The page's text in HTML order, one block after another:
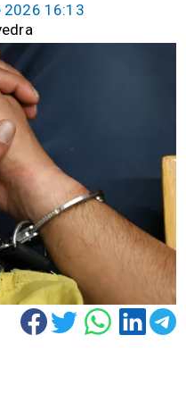
2026 16:13